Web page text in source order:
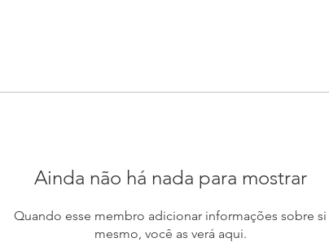
Ainda não há nada para mostrar
Quando esse membro adicionar informações sobre si
mesmo, você as verá aqui.